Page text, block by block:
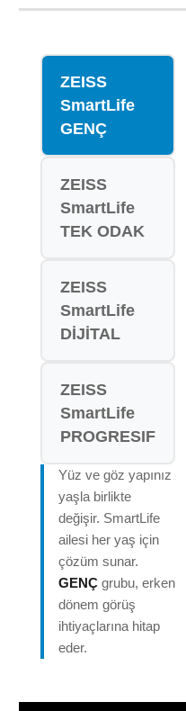
ZEISS
SmartLife
GENÇ
ZEISS
SmartLife
TEK ODAK
ZEISS
SmartLife
DİJİTAL
ZEISS
SmartLife
PROGRESIF
Yüz ve göz yapınız
yaşla birlikte
değişir. SmartLife
ailesi her yaş için
çözüm sunar.
GENÇ grubu, erken
dönem görüş
ihtiyaçlarına hitap
eder.